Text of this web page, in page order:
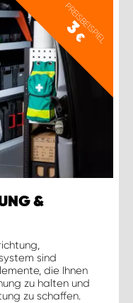
PREISBEISPIEL
3
€
&
sind
die Ihnen
zu halten und
zu schaffen.